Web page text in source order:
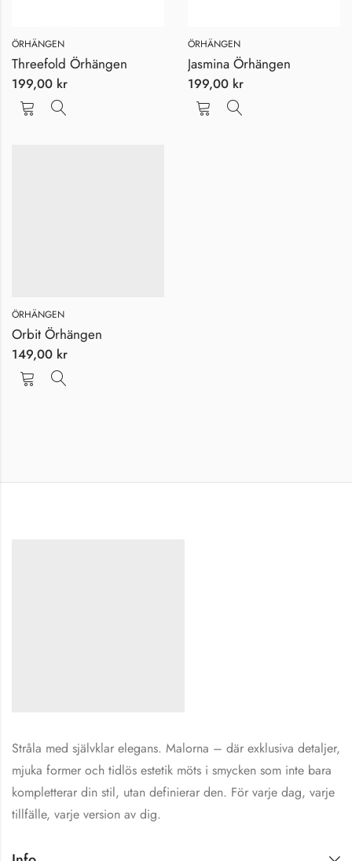
ÖRHÄNGEN
Threefold Örhängen
199,00 kr
ÖRHÄNGEN
Jasmina Örhängen
199,00 kr
ÖRHÄNGEN
Orbit Örhängen
149,00 kr
Stråla med självklar elegans. Malorna – där exklusiva detaljer,
mjuka former och tidlös estetik möts i smycken som inte bara
kompletterar din stil, utan definierar den. För varje dag, varje
tillfälle, varje version av dig.